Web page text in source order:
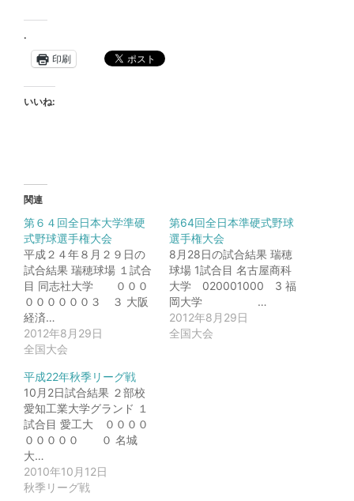
.
印刷
いいね:
関連
第６４回全日本大学準硬
式野球選手権大会
平成２４年８月２９日の
試合結果 瑞穂球場 １試合
目 同志社大学 ０００
００００００３ ３ 大阪
経済…
2012年8月29日
全国大会
第64回全日本準硬式野球
選手権大会
8月28日の試合結果 瑞穂
球場 1試合目 名古屋商科
大学 020001000 3 福
岡大学 …
2012年8月29日
全国大会
平成22年秋季リーグ戦
10月2日試合結果 ２部校
愛知工業大学グランド １
試合目 愛工大 ００００
０００００ ０ 名城
大…
2010年10月12日
秋季リーグ戦